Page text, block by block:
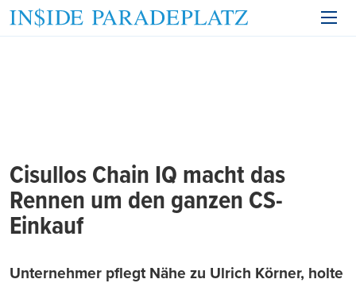
Cisullos Chain IQ macht das
Rennen um den ganzen CS-
Einkauf
Unternehmer pflegt Nähe zu Ulrich Körner, holte